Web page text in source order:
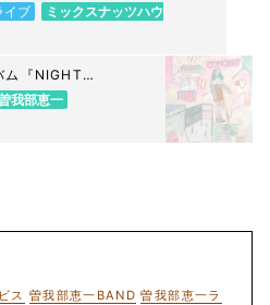
イブ
ミックスナッツハウ
ム『NIGHT
日です。
我部恵一
ス 曽我部恵一BAND 曽我部恵一ラ